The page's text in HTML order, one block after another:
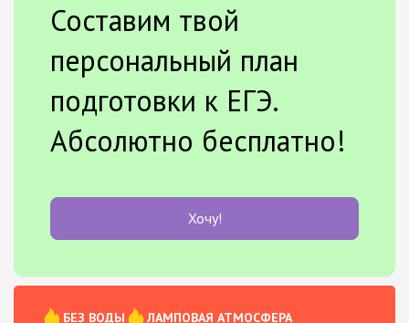
Составим твой
персональный план
подготовки к ЕГЭ.
Абсолютно бесплатно!
Хочу!
БЕЗ ВОДЫ
ЛАМПОВАЯ АТМОСФЕРА